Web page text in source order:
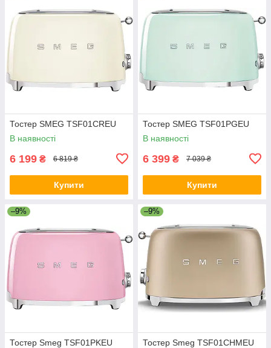
Тостер SMEG TSF01CREU
В наявності
6 199 ₴ 6 819 ₴
Купити
Тостер SMEG TSF01PGEU
В наявності
6 399 ₴ 7 039 ₴
Купити
–9%
Тостер Smeg TSF01PKEU
–9%
Тостер Smeg TSF01CHMEU